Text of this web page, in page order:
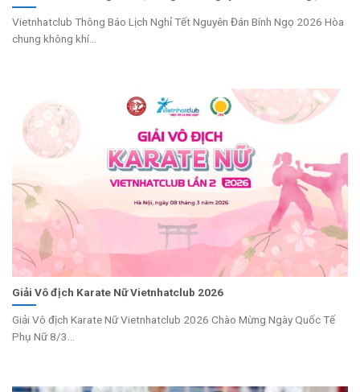
Vietnhatclub Thông Báo Lịch Nghỉ Tết Nguyên Đán Bính Ngọ 2026 Hòa
chung không khí...
Giải Vô địch Karate Nữ Vietnhatclub 2026
Giải Vô địch Karate Nữ Vietnhatclub 2026 Chào Mừng Ngày Quốc Tế
Phụ Nữ 8/3...